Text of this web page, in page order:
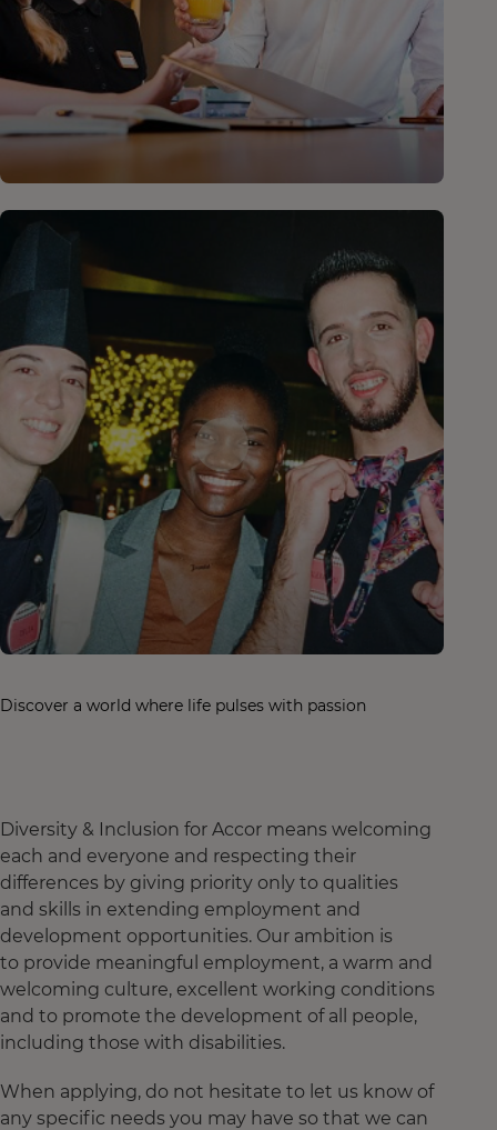
Discover a world where life pulses with passion
Diversity & Inclusion for Accor means welcoming
each and everyone and respecting their
differences by giving priority only to qualities
and skills in extending employment and
development opportunities. Our ambition is
to provide meaningful employment, a warm and
welcoming culture, excellent working conditions
and to promote the development of all people,
including those with disabilities.
When applying, do not hesitate to let us know of
any specific needs you may have so that we can